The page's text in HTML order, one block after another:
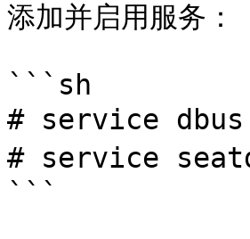
添加并启用服务：
```sh
# service dbus
# service
```